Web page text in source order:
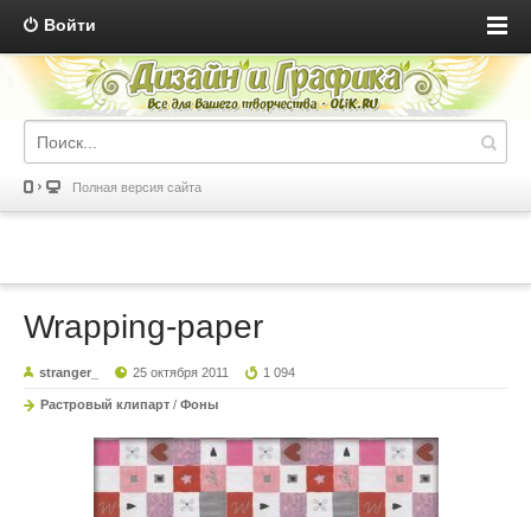
Войти
Полная версия сайта
Wrapping-paper
stranger_ 25 октября 2011 1 094
Растровый клипарт / Фоны